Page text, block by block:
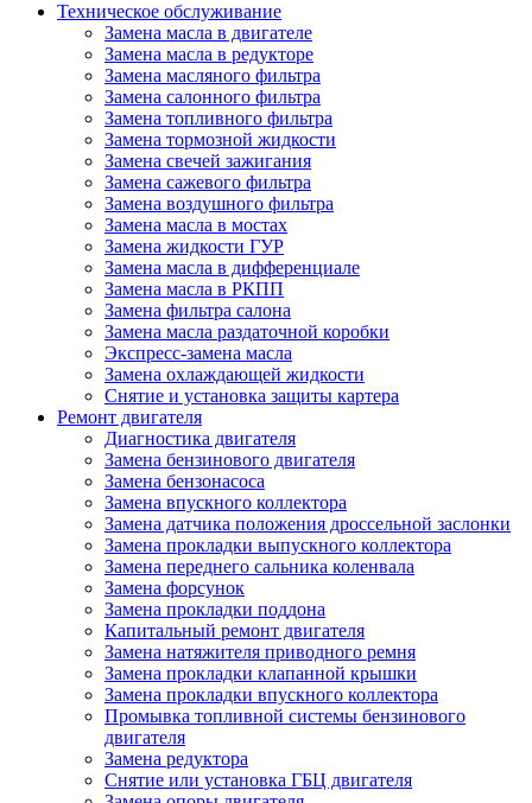
Техническое обслуживание
Замена масла в двигателе
Замена масла в редукторе
Замена масляного фильтра
Замена салонного фильтра
Замена топливного фильтра
Замена тормозной жидкости
Замена свечей зажигания
Замена сажевого фильтра
Замена воздушного фильтра
Замена масла в мостах
Замена жидкости ГУР
Замена масла в дифференциале
Замена масла в РКПП
Замена фильтра салона
Замена масла раздаточной коробки
Экспресс-замена масла
Замена охлаждающей жидкости
Снятие и установка защиты картера
Ремонт двигателя
Диагностика двигателя
Замена бензинового двигателя
Замена бензонасоса
Замена впускного коллектора
Замена датчика положения дроссельной заслонки
Замена прокладки выпускного коллектора
Замена переднего сальника коленвала
Замена форсунок
Замена прокладки поддона
Капитальный ремонт двигателя
Замена натяжителя приводного ремня
Замена прокладки клапанной крышки
Замена прокладки впускного коллектора
Промывка топливной системы бензинового
двигателя
Замена редуктора
Снятие или установка ГБЦ двигателя